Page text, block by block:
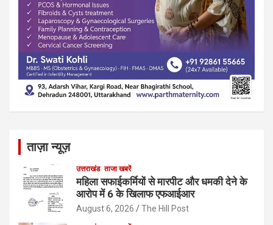
ताज़ा न्यूज़
उत्तराखंड ताजा खबरें
महिला सफाईकर्मियों से मारपीट और धमकी देने के
आरोप में 6 के खिलाफ एफआईआर
August 6, 2026 The Hill Post